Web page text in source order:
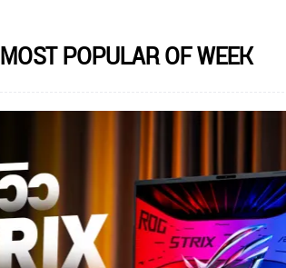
MOST POPULAR OF WEEK